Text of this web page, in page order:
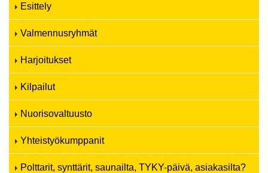
Esittely
Valmennusryhmät
Harjoitukset
Kilpailut
Nuorisovaltuusto
Yhteistyökumppanit
Polttarit, synttärit, saunailta, TYKY-päivä, asiakasilta?